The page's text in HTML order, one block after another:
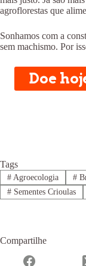
agroflorestas que
Sonhamos com a
sem machismo. Por
Doe
Tags
#Agroecologia #
#Sementes Crioulas
Compartilhe